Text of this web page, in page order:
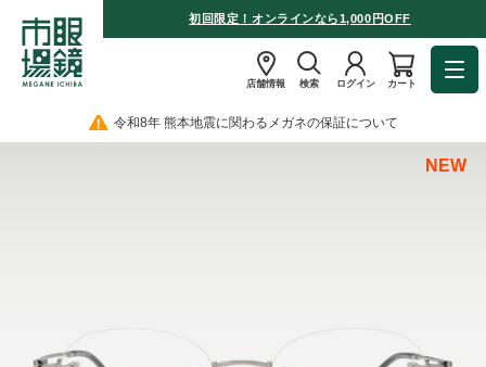
初回限定！オンラインなら1,000円OFF
店舗情報 検索 ログイン カート
令和8年 熊本地震に関わるメガネの保証について
NEW